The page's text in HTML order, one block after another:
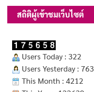
สถิติผู้เข้าชมเว็บไซต์
Users Today : 322
Users Yesterday : 763
This Month : 4212